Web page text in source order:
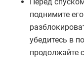
поднимите
убедитесь в
продолжайте